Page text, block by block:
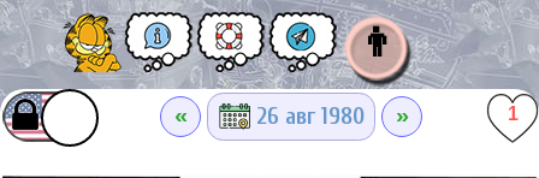
👨
« 26 авг 1980 » 1